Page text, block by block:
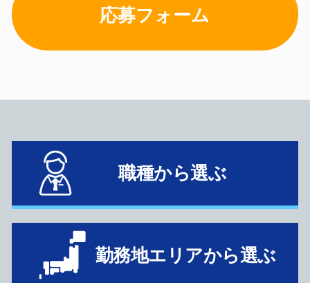
応募フォーム
職種から選ぶ
勤務地エリアから選ぶ